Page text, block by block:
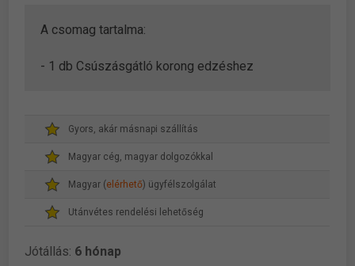
A csomag tartalma:
- 1 db Csúszásgátló korong edzéshez
Gyors, akár másnapi szállítás
Magyar cég, magyar dolgozókkal
Magyar (elérhető) ügyfélszolgálat
Utánvétes rendelési lehetőség
Jótállás: 6 hónap